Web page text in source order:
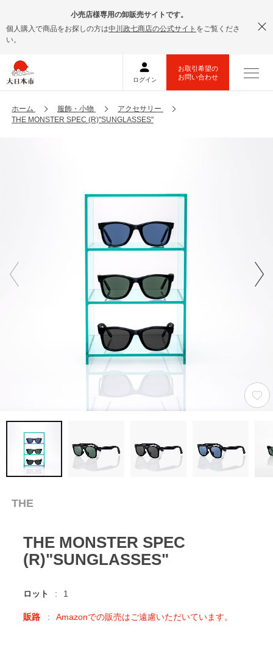
小売店様専用の卸販売サイトです。
個人購入で商品をお探しの方は中川政七商店の公式サイト をご覧くださ
い。
ホーム 服飾・小物
アクセサリー
THE MONSTER SPEC (R)"SUNGLASSES"
THE
THE MONSTER SPEC
(R)"SUNGLASSES"
ロット 1
販路 Amazonでの販売はご遠慮いただいています。